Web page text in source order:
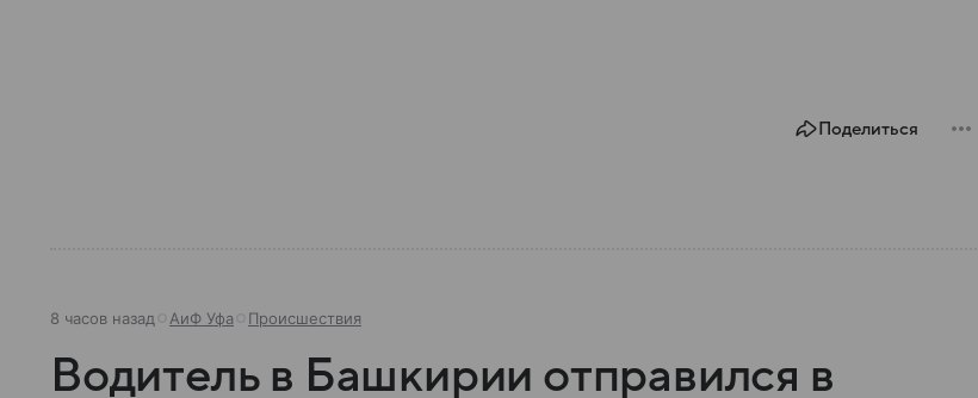
Поделиться
8 часов назад АиФ Уфа Происшествия
Водитель в Башкирии отправился в